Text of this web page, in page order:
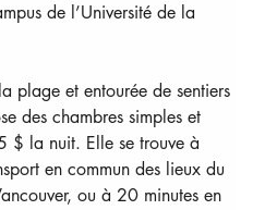
de l’Université de la
plage et entourée de sentiers
des chambres simples et
$ la nuit. Elle se trouve à
en commun des lieux du
ou à 20 minutes en